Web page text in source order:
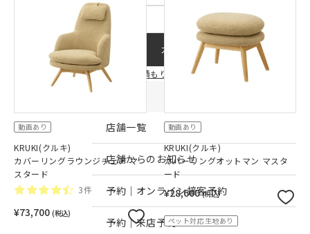
カートに入れる
見積もり連携についてはこちら
店舗一覧
店舗からのお知らせ
予約｜オンライン接客予約
予約｜来店予約
動画あり
KRUKI(クルキ)
カバーリングラウンジチェア マ
スタード
3件
¥73,700 (税込)
動画あり
KRUKI(クルキ)
カバーリングオットマン マスタ
ード
¥28,600(税込)
ペット対応生地あり